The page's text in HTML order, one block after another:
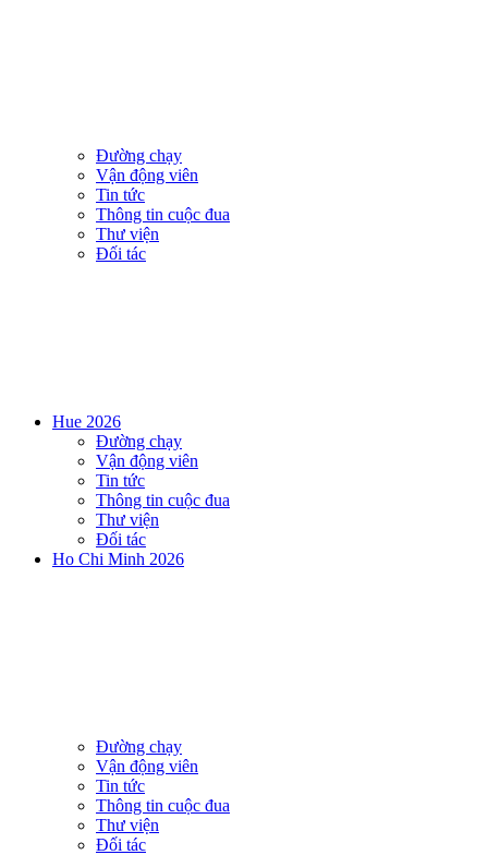
Đường chạy
Vận động viên
Tin tức
Thông tin cuộc đua
Thư viện
Đối tác
Hue 2026
Đường chạy
Vận động viên
Tin tức
Thông tin cuộc đua
Thư viện
Đối tác
Ho Chi Minh 2026
Đường chạy
Vận động viên
Tin tức
Thông tin cuộc đua
Thư viện
Đối tác